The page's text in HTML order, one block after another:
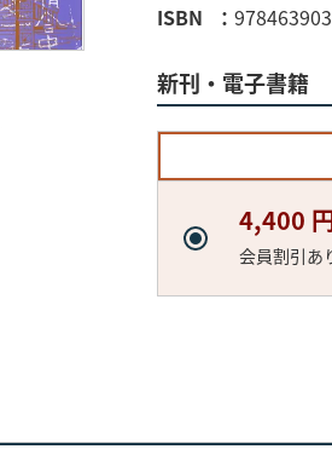
ISBN
新刊・電子書籍
4,400
会員割引あ